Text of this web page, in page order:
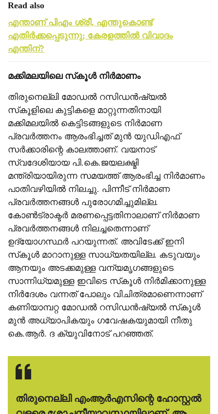
Read also
എന്താണ് പിഎം ശ്രീ, എന്തുകൊണ്ട്
എതിര്‍ക്കപ്പെടുന്നു; കേരളത്തില്‍ വിവാദം
എന്തിന്?
മക്കിമലയിലെ സ്‌കൂള്‍ നിര്‍മാണം
തിരുനെല്ലി മോഡല്‍ റസിഡന്‍ഷ്യല്‍
സ്‌കൂളിലെ കുട്ടികളെ മാറ്റുന്നതിനായി
മക്കിമലയില്‍ കെട്ടിടങ്ങളുടെ നിര്‍മാണ
പ്രവര്‍ത്തനം ആരംഭിച്ചത് മുന്‍ യുഡിഎഫ്
സര്‍ക്കാരിന്റെ കാലത്താണ്. വയനാട്
സ്വദേശിയായ പി.കെ.ജയലക്ഷ്മി
മന്ത്രിയായിരുന്ന സമയത്ത് ആരംഭിച്ച നിര്‍മാണം
പാതിവഴിയില്‍ നിലച്ചു. പിന്നീട് നിര്‍മാണ
പ്രവര്‍ത്തനങ്ങള്‍ പുരോഗമിച്ചുമില്ല.
കോണ്‍ട്രാക്ടര്‍ മരണപ്പെട്ടതിനാലാണ് നിര്‍മാണ
പ്രവര്‍ത്തനങ്ങള്‍ നിലച്ചതെന്നാണ്
ഉദ്യോഗസ്ഥര്‍ പറയുന്നത്. അവിടേക്ക് ഇനി
സ്‌കൂള്‍ മാറാനുള്ള സാധ്യതയില്ല. കടുവയും
ആനയും അടക്കമുള്ള വന്യമൃഗങ്ങളുടെ
സാന്നിധ്യമുള്ള ഇവിടെ സ്‌കൂള്‍ നിര്‍മിക്കാനുള്ള
നിര്‍ദേശം വന്നത് പോലും വിചിത്രമാണെന്നാണ്
കണിയാമ്പറ്റ മോഡല്‍ റസിഡന്‍ഷ്യല്‍ സ്‌കൂള്‍
മുന്‍ അധ്യാപികയും ഗവേഷകയുമായി നീതു
കെ.ആര്‍. ദ ക്യുവിനോട് പറഞ്ഞത്.
തിരുനെല്ലി എംആര്‍എസിന്റെ ഹോസ്റ്റല്‍